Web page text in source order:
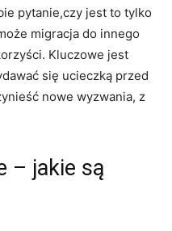
pytanie,czy jest to tylko
migracja do innego
Kluczowe jest
się ucieczką przed
nowe wyzwania, z
– jakie są